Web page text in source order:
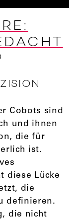
Cobots sind
und ihnen
die für
ist.
diese Lücke
die
definieren.
die nicht